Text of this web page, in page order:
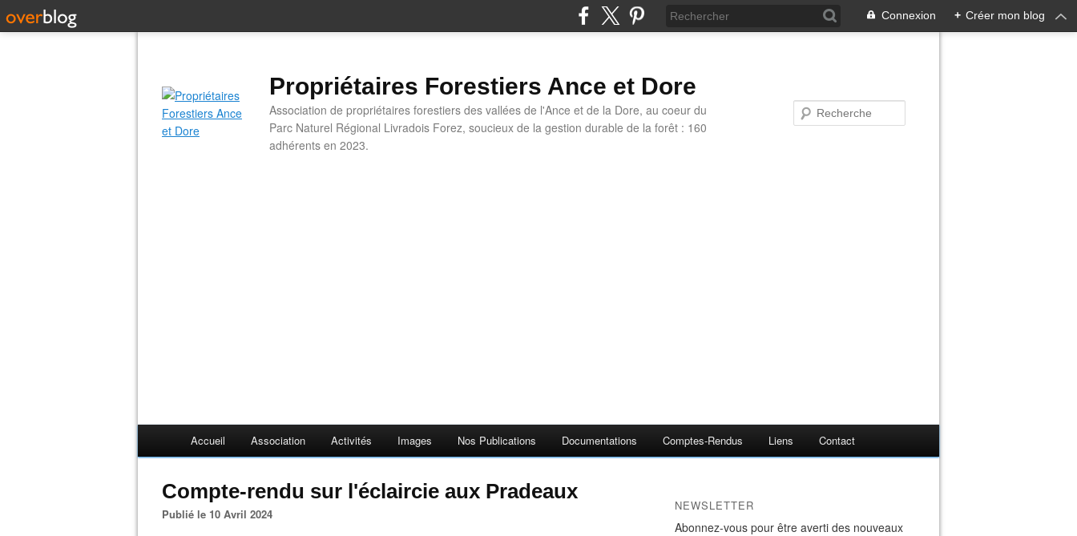
Connexion + Créer mon blog
Propriétaires Forestiers Ance et Dore
Association de propriétaires forestiers des vallées de l'Ance et de la Dore, au coeur du
Parc Naturel Régional Livradois Forez, soucieux de la gestion durable de la forêt : 160
adhérents en 2023.
Accueil Association Activités Images Nos Publications Documentations Comptes-Rendus Liens Contact
Compte-rendu sur l'éclaircie aux Pradeaux
Publié le 10 Avril 2024
NEWSLETTER
Abonnez-vous pour être averti des nouveaux